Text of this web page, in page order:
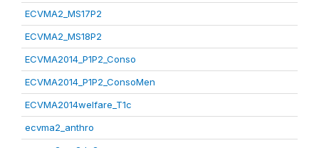
ECVMA2_MS17P2
ECVMA2_MS18P2
ECVMA2014_P1P2_Conso
ECVMA2014_P1P2_ConsoMen
ECVMA2014welfare_T1c
ecvma2_anthro